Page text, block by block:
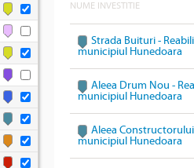
NUME INVESTITIE
Strada Buituri -
municipiul Hunedoara
Aleea Drum Nou -
municipiul Hunedoara
Aleea
municipiul Hunedoara